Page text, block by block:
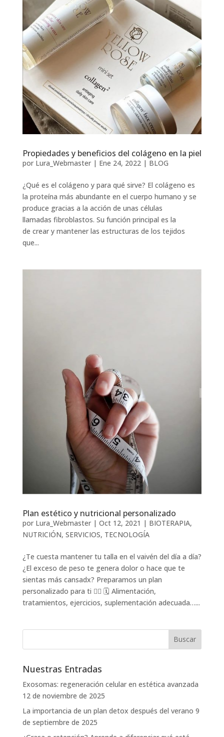
Propiedades y beneficios del colágeno en la piel
por Lura_Webmaster| Ene 24, 2022| BLOG
¿Qué es el colágeno y para qué sirve? El colágeno es
la proteína más abundante en el cuerpo humano y se
produce gracias a la acción de unas células
llamadas fibroblastos. Su función principal es la
de crear y mantener las estructuras de los tejidos
que...
Plan estético y nutricional personalizado
por Lura_Webmaster| Oct 12, 2021 | BIOTERAPIA,
NUTRICIÓN, SERVICIOS, TECNOLOGÍA
¿Te cuesta mantener tu talla en el vaivén del día a día?
¿El exceso de peso te genera dolor o hace que te
sientas más cansadx? Preparamos un plan
personalizado para ti ✍🏽 🗓️ Alimentación,
tratamientos, ejercicios, suplementación adecuada…...
Nuestras Entradas
Exosomas: regeneración celular en estética avanzada
12 de noviembre de 2025
La importancia de un plan detox después del verano 9
de septiembre de 2025